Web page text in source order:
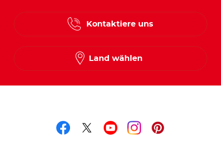
Kontaktiere uns
Land wählen